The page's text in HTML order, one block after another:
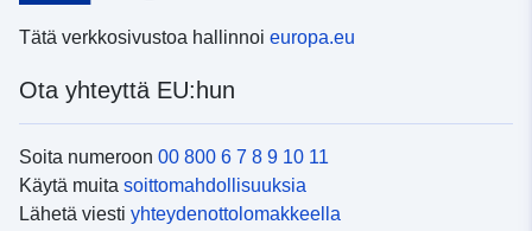
Tätä verkkosivustoa hallinnoi europa.eu
Ota yhteyttä EU:hun
Soita numeroon 00 800 6 7 8 9 10 11
Käytä muita soittomahdollisuuksia
Lähetä viesti yhteydenottolomakkeella